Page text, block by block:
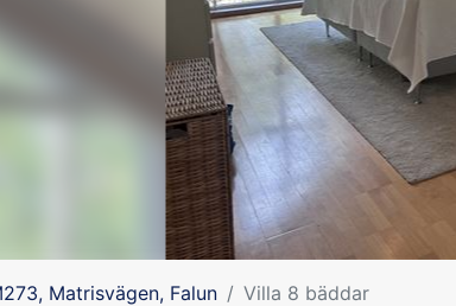
Matrisvägen, Falun Villa 8 bäddar